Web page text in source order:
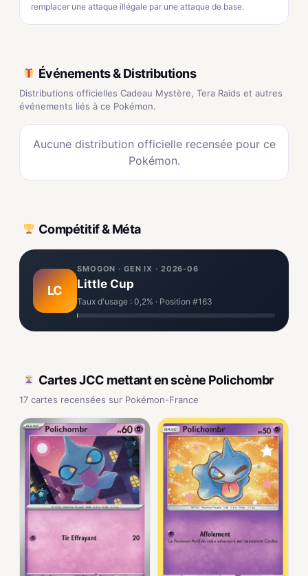
remplacer une attaque illégale par une attaque de base.
Événements & Distributions
Distributions officielles Cadeau Mystère, Tera Raids et autres
événements liés à ce Pokémon.
Aucune distribution officielle recensée pour ce
Pokémon.
Compétitif & Méta
LC
SMOGON · GEN IX · 2026-06
Little Cup
Taux d'usage : 0,2% · Position #163
Cartes JCC mettant en scène Polichombr
17 cartes recensées sur Pokémon-France